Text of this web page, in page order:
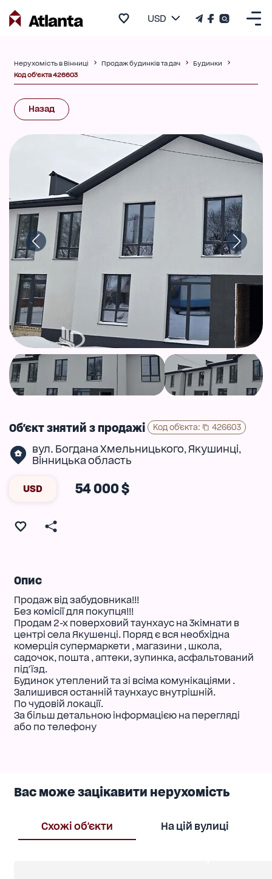
USD
Нерухомість в Вінниці Продаж будинків та дач
Будинки
Код об'єкта 426603
Назад
Об'єкт знятий з продажі Код об'єкта: 426603
вул. Богдана Хмельницького,Якушинці,
Вінницька область
USD 54 000 $
Опис
Продаж від забудовника!!!
Без комісії для покупця!!!
Продам 2-х поверховий таунхаус на 3кімнати в
центрі села Якушенці. Поряд є вся необхідна
комерція супермаркети , магазини , школа,
садочок, пошта , аптеки, зупинка, асфальтований
під'їзд.
Будинок утеплений та зі всіма комунікаціями .
Залишився останній таунхаус внутрішній.
По чудовій локації.
За більш детальною інформацією на перегляді
або по телефону
Вас може зацікавити нерухомість
Схожі об'єкти На цій вулиці